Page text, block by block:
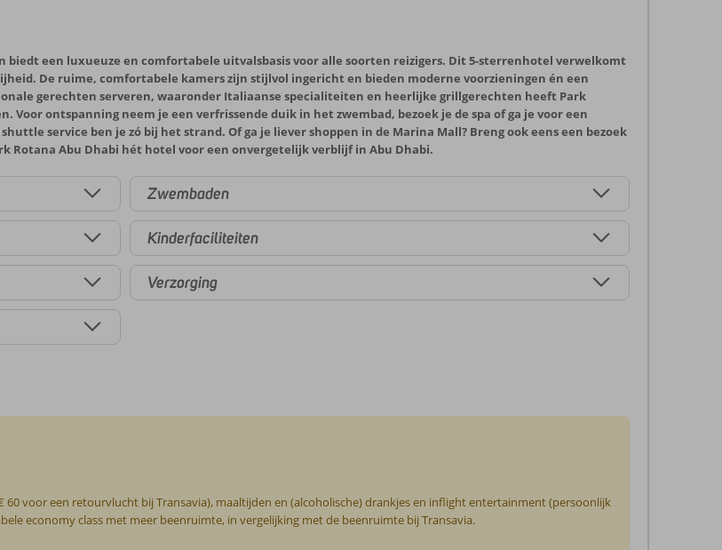
biedt een luxueuze en comfortabele uitvalsbasis voor alle soorten reizigers. Dit 5-sterrenhotel verwelkomt
De ruime, comfortabele kamers zijn stijlvol ingericht en bieden moderne voorzieningen én een
gerechten serveren, waaronder Italiaanse specialiteiten en heerlijke grillgerechten heeft Park
ontspanning neem je een verfrissende duik in het zwembad, bezoek je de spa of ga je voor een
service ben je zó bij het strand. Of ga je liever shoppen in de Marina Mall? Breng ook eens een bezoek
Rotana Abu Dhabi hét hotel voor een onvergetelijk verblijf in Abu Dhabi.
Zwembaden
Kinderfaciliteiten
Verzorging
60 voor een retourvlucht bij Transavia), maaltijden en (alcoholische) drankjes en inflight entertainment (persoonlijk
economy class met meer beenruimte, in vergelijking met de beenruimte bij Transavia.